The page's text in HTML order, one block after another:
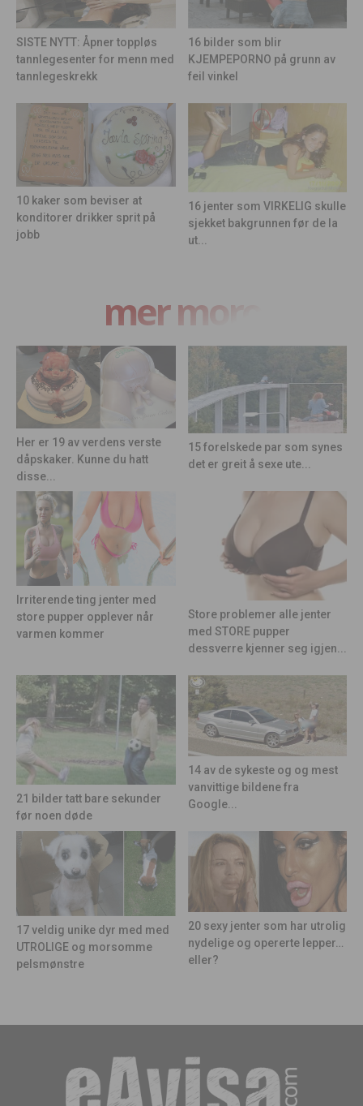
SISTE NYTT: Åpner toppløs
tannlegesenter for menn med
tannlegeskrekk
16 bilder som blir
KJEMPEPORNO på grunn av
feil vinkel
10 kaker som beviser at
konditorer drikker sprit på
jobb
16 jenter som VIRKELIG skulle
sjekket bakgrunnen før de la
ut...
mer moro
Her er 19 av verdens verste
dåpskaker. Kunne du hatt
disse...
15 forelskede par som synes
det er greit å sexe ute...
Irriterende ting jenter med
store pupper opplever når
varmen kommer
Store problemer alle jenter
med STORE pupper
dessverre kjenner seg igjen...
21 bilder tatt bare sekunder
før noen døde
14 av de sykeste og og mest
vanvittige bildene fra
Google...
17 veldig unike dyr med med
UTROLIGE og morsomme
pelsmønstre
20 sexy jenter som har utrolig
nydelige og opererte lepper…
eller?